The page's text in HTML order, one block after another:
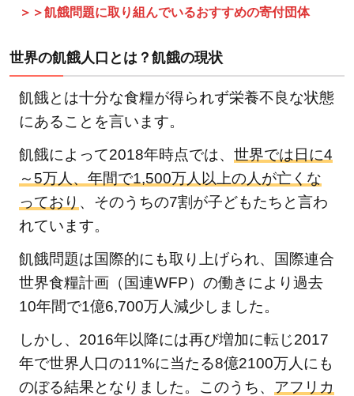
1.1.1
事
1.2
飢餓
がな
らな
いの
はな
ぜ？
1.2.1
経済的
飢餓と
は
1.2.2
構造的
飢餓と
＞＞飢餓問題に取り組んでいるおすすめの寄付団体
世界の飢餓人口とは？飢餓の現状
飢餓とは十分な食糧が得られず栄養不良な状態
にあることを言います。
飢餓によって2018年時点では、 世界では日に4
～5万人、年間で1,500万人以上の人が亡くな
っており 、そのうちの7割が子どもたちと言わ
れています。
飢餓問題は国際的にも取り上げられ、国際連合
世界食糧計画（国連WFP）の働きにより過去
10年間で1億6,700万人減少しました。
しかし、2016年以降には再び増加に転じ2017
年で世界人口の11%に当たる8億2100万人にも
のぼる結果となりました。このうち、 アフリカ